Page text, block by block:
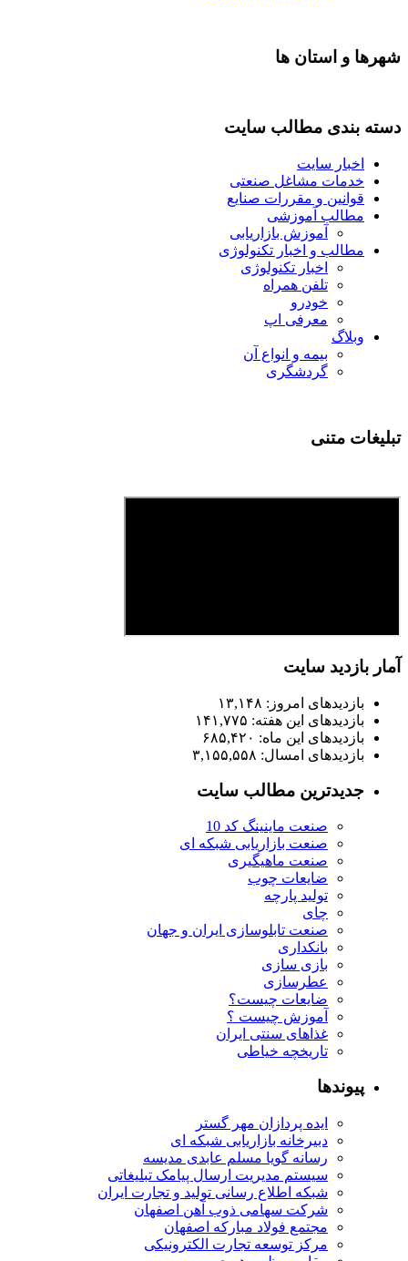
شهرها و استان ها
دسته بندی مطالب سایت
اخبار سایت
خدمات مشاغل صنعتی
قوانین و مقررات صنایع
مطالب آموزشی
آموزش بازاریابی
مطالب و اخبار تکنولوژی
اخبار تکنولوژی
تلفن همراه
خودرو
معرفی اپ
وبلاگ
بیمه و انواع آن
گردشگری
تبلیغات متنی
آمار بازدید سایت
بازدیدهای امروز: ۱۳,۱۴۸
بازدیدهای این هفته: ۱۴۱,۷۷۵
بازدیدهای این ماه: ۶۸۵,۴۲۰
بازدیدهای امسال: ۳,۱۵۵,۵۵۸
جدیدترین مطالب سایت
صنعت ماینینگ کد 10
صنعت بازاریابی شبکه ای
صنعت ماهیگیری
ضایعات چوب
تولید پارچه
چای
صنعت تابلوسازی ایران و جهان
بانکداری
بازی سازی
عطرسازی
ضایعات چیست؟
آموزش چیست ؟
غذاهای سنتی ایران
تاریخچه خیاطی
پیوندها
ایده پردازان مهر گستر
دبیرخانه بازاریابی شبکه ای
رسانه گویا مسلم عابدی مدیسه
سیستم مدیریت ارسال پیامک تبلیغاتی
شبکه اطلاع رسانی تولید و تجارت ایران
شرکت سهامی ذوب آهن اصفهان
مجتمع فولاد مبارکه اصفهان
مرکز توسعه تجارت الکترونیکی